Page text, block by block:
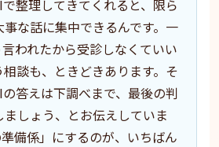
整理してきてくれると、限ら
な話に集中できるんです。一
われたから受診しなくていい
談も、ときどきあります。そ
答えは下調べまで、最後の判
しょう、とお伝えしていま
備係」にするのが、いちばん